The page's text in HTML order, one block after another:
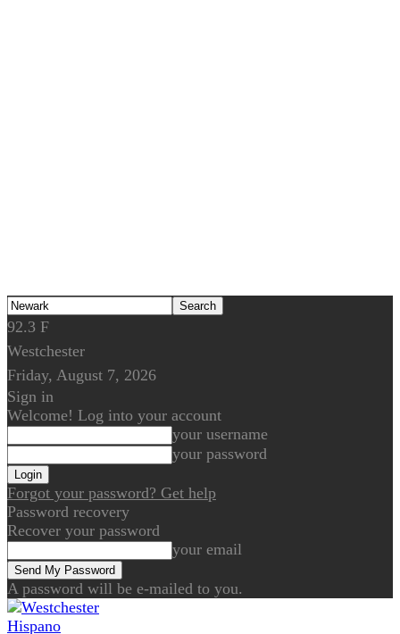
92.3 F
Westchester
Friday, August 7, 2026
Sign in
Welcome! Log into your account
your username
your password
Forgot your password? Get help
Password recovery
Recover your password
your email
A password will be e-mailed to you.